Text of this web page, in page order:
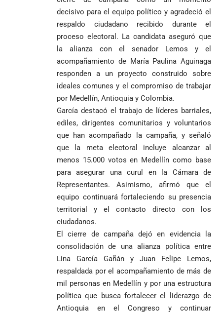
decisivo para el equipo político y agradeció el
respaldo ciudadano recibido durante el
proceso electoral. La candidata aseguró que
la alianza con el senador Lemos y el
acompañamiento de María Paulina Aguinaga
responden a un proyecto construido sobre
ideales comunes y el compromiso de trabajar
por Medellín, Antioquia y Colombia.
García destacó el trabajo de líderes barriales,
ediles, dirigentes comunitarios y voluntarios
que han acompañado la campaña, y señaló
que la meta electoral incluye alcanzar al
menos 15.000 votos en Medellín como base
para asegurar una curul en la Cámara de
Representantes. Asimismo, afirmó que el
equipo continuará fortaleciendo su presencia
territorial y el contacto directo con los
ciudadanos.
El cierre de campaña dejó en evidencia la
consolidación de una alianza política entre
Lina García Gañán y Juan Felipe Lemos,
respaldada por el acompañamiento de más de
mil personas en Medellín y por una estructura
política que busca fortalecer el liderazgo de
Antioquia en el Congreso y continuar